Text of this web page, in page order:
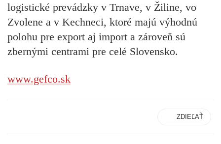
logistické prevádzky v Trnave, v Žiline, vo
Zvolene a v Kechneci, ktoré majú výhodnú
polohu pre export aj import a zároveň sú
zbernými centrami pre celé Slovensko.
www.gefco.sk
ZDIEĽAŤ